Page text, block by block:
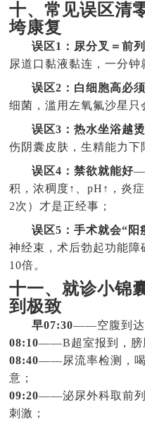
十、常见误区清
垮康复
误区1：尿分叉＝前
尿道口黏液黏连，一分钟
误区2：白细胞高必
细菌，滥用左氧氟沙星只
误区3：热水坐浴越
伤阴囊皮肤，生精能力下
误区4：禁欲就能好
积，浓稠度↑、pH↑，炎
2次）才是正经事；
误区5：手术就会“阳
神经束，术后勃起功能
10倍。
十一、就诊小锦
到极致
早07:30——空腹到达
08:10——B超室报到，膀
08:40——尿流率检测，喝
意；
09:20——泌尿外科取前列
刺激；